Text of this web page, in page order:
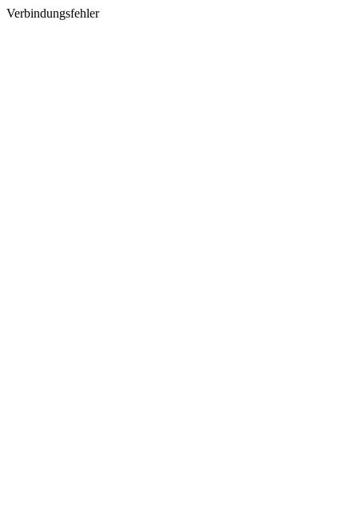
Verbindungsfehler